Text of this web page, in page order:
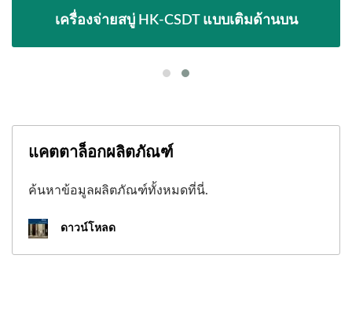
เครื่องจ่ายสบู่ HK-CSDT แบบเติมด้านบน
แคตตาล็อกผลิตภัณฑ์
ค้นหาข้อมูลผลิตภัณฑ์ทั้งหมดที่นี่.
ดาวน์โหลด